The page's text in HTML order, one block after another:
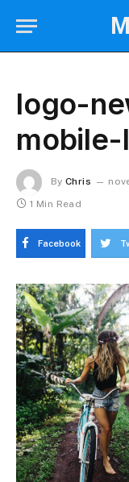
logo-
By Chris
1 Min Read
Facebook